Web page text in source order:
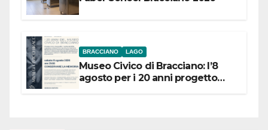
BRACCIANO LAGO
Museo Civico di Bracciano: l’8
agosto per i 20 anni progetto